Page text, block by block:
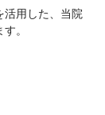
活用した、当院
。